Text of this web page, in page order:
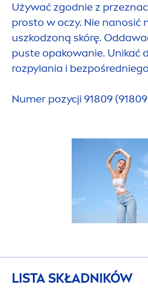
Używać zgodnie z
prosto w oczy. Nie nanosić
uszkodzoną skórę.
puste opakowanie. Unikać
rozpylania i
Numer pozycji 91809
LISTA SKŁADNIKÓW